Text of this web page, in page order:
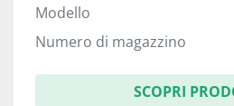
Modello
Numero di magazzino
SCOPRI